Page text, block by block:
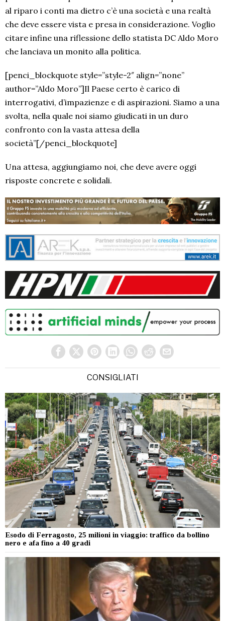
al riparo i conti ma dietro c’è una società e una realtà
che deve essere vista e presa in considerazione. Voglio
citare infine una riflessione dello statista DC Aldo Moro
che lanciava un monito alla politica.
[penci_blockquote style=”style-2″ align=”none”
author=”Aldo Moro”]Il Paese certo è carico di
interrogativi, d’impazienze e di aspirazioni. Siamo a una
svolta, nella quale noi siamo giudicati in un duro
confronto con la vasta attesa della
società”[/penci_blockquote]
Una attesa, aggiungiamo noi, che deve avere oggi
risposte concrete e solidali.
CONSIGLIATI
Esodo di Ferragosto, 25 milioni in viaggio: traffico da bollino
nero e afa fino a 40 gradi